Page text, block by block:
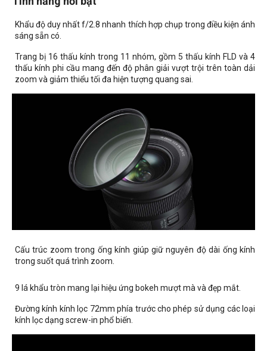
Khẩu độ duy nhất f/2.8 nhanh thích hợp chụp trong điều kiện ánh
sáng sẵn có.
Trang bị 16 thấu kính trong 11 nhóm, gồm 5 thấu kính FLD và 4
thấu kính phi cầu mang đến độ phân giải vượt trội trên toàn dải
zoom và giảm thiểu tối đa hiện tượng quang sai.
Cấu trúc zoom trong ống kính giúp giữ nguyên độ dài ống kính
trong suốt quá trình zoom.
9 lá khẩu tròn mang lại hiệu ứng bokeh mượt mà và đẹp mắt.
Đường kính kính lọc 72mm phía trước cho phép sử dụng các loại
kính lọc dạng screw-in phổ biến.